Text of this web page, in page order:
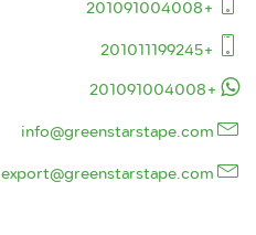
+201091004008
+201011199245
+201091004008
info@greenstarstape.com
export@greenstarstape.com